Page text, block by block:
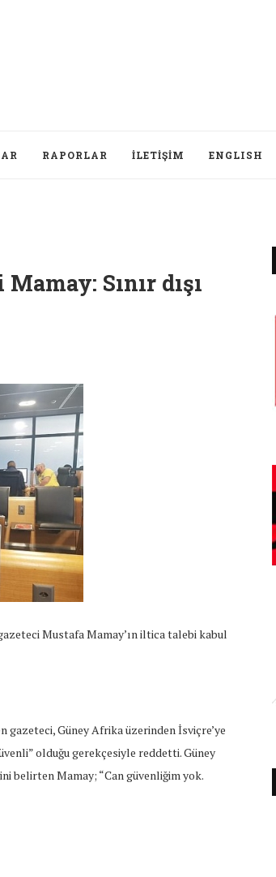
RAPORLAR İLETIŞIM ENGLISH
Sınır dışı
Mustafa Mamay’ın iltica talebi kabul
gazeteci, Güney Afrika üzerinden İsviçre’ye
olduğu gerekçesiyle reddetti. Güney
belirten Mamay; “Can güvenliğim yok.